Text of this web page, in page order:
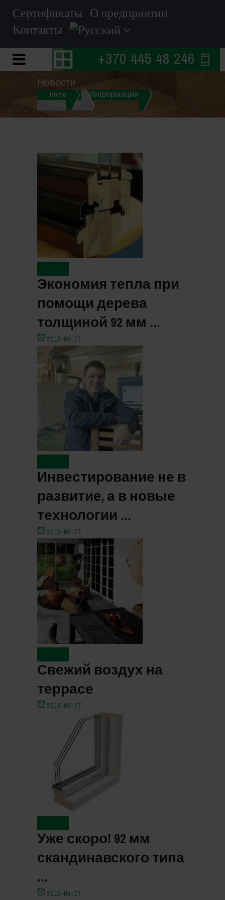
Сертификаты О предприятии
Контакты
+370 445 48 246
Новости
Home Информация
Новости
Экономия тепла при
помощи дерева
толщиной 92 мм …
2019-09-17
Инвестирование не в
развитие, а в новые
технологии …
2019-09-17
Свежий воздух на
террасе
2019-09-17
Уже скоро! 92 мм
скандинавского типа
…
2019-09-17